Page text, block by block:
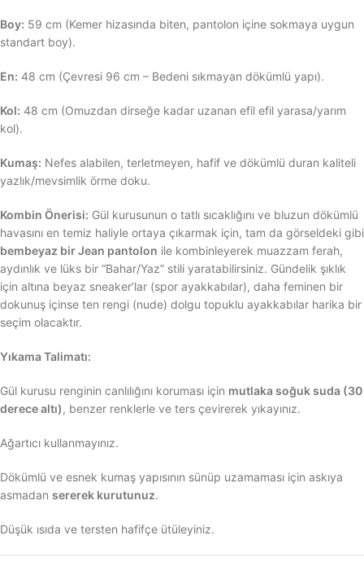
Boy: 59 cm (Kemer hizasında biten, pantolon içine sokmaya uygun
standart boy).
En: 48 cm (Çevresi 96 cm – Bedeni sıkmayan dökümlü yapı).
Kol: 48 cm (Omuzdan dirseğe kadar uzanan efil efil yarasa/yarım
kol).
Kumaş: Nefes alabilen, terletmeyen, hafif ve dökümlü duran kaliteli
yazlık/mevsimlik örme doku.
Kombin Önerisi: Gül kurusunun o tatlı sıcaklığını ve bluzun dökümlü
havasını en temiz haliyle ortaya çıkarmak için, tam da görseldeki gibi
bembeyaz bir Jean pantolon ile kombinleyerek muazzam ferah,
aydınlık ve lüks bir “Bahar/Yaz” stili yaratabilirsiniz. Gündelik şıklık
için altına beyaz sneaker’lar (spor ayakkabılar), daha feminen bir
dokunuş içinse ten rengi (nude) dolgu topuklu ayakkabılar harika bir
seçim olacaktır.
Yıkama Talimatı:
Gül kurusu renginin canlılığını koruması için mutlaka soğuk suda (30
derece altı), benzer renklerle ve ters çevirerek yıkayınız.
Ağartıcı kullanmayınız.
Dökümlü ve esnek kumaş yapısının sünüp uzamaması için askıya
asmadan sererek kurutunuz.
Düşük ısıda ve tersten hafifçe ütüleyiniz.